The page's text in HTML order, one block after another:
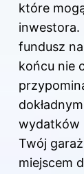
które
inwestora.
fundusz
końcu nie
wydatków
Twój
miejscem